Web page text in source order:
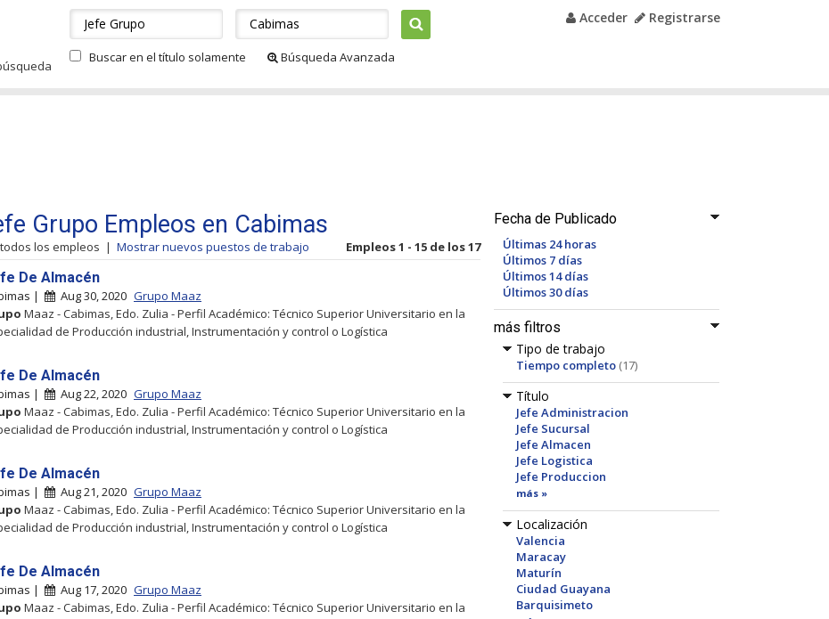
Acceder Registrarse
Buscar en el título solamente Búsqueda Avanzada
Fecha de Publicado
Últimas 24 horas
Últimos 7 días
Últimos 14 días
Últimos 30 días
más filtros
Tipo de trabajo
Tiempo completo (17)
Título
Jefe Administracion
Jefe Sucursal
Jefe Almacen
Jefe Logistica
Jefe Produccion
más »
Localización
Valencia
Maracay
Maturín
Ciudad Guayana
Barquisimeto
Grupo Empleos en Cabimas
los empleos | Mostrar nuevos puestos de trabajo Empleos 1 - 15 de los 17
De Almacén
| Aug 30, 2020 Grupo Maaz
Maaz - Cabimas, Edo. Zulia - Perfil Académico: Técnico Superior Universitario en la
de Producción industrial, Instrumentación y control o Logística
De Almacén
| Aug 22, 2020 Grupo Maaz
Maaz - Cabimas, Edo. Zulia - Perfil Académico: Técnico Superior Universitario en la
de Producción industrial, Instrumentación y control o Logística
De Almacén
| Aug 21, 2020 Grupo Maaz
Maaz - Cabimas, Edo. Zulia - Perfil Académico: Técnico Superior Universitario en la
de Producción industrial, Instrumentación y control o Logística
De Almacén
| Aug 17, 2020 Grupo Maaz
Maaz - Cabimas, Edo. Zulia - Perfil Académico: Técnico Superior Universitario en la